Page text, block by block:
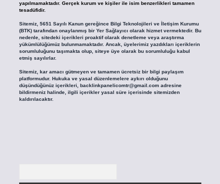
yapılmamaktadır. Gerçek kurum ve kişiler ile isim benzerlikleri tamamen
tesadüfidir.
Sitemiz, 5651 Sayılı Kanun gereğince Bilgi Teknolojileri ve İletişim Kurumu
(BTK) tarafından onaylanmış bir Yer Sağlayıcı olarak hizmet vermektedir. Bu
nedenle, sitedeki içerikleri proaktif olarak denetleme veya araştırma
yükümlülüğümüz bulunmamaktadır. Ancak, üyelerimiz yazdıkları içeriklerin
sorumluluğunu taşımakta olup, siteye üye olarak bu sorumluluğu kabul
etmiş sayılırlar.
Sitemiz, kar amacı gütmeyen ve tamamen ücretsiz bir bilgi paylaşım
platformudur. Hukuka ve yasal düzenlemelere aykırı olduğunu
düşündüğünüz içerikleri, backlinkpanelicomtr@gmail.comadresine
bildirmeniz halinde, ilgili içerikler yasal süre içerisinde sitemizden
kaldırılacaktır.